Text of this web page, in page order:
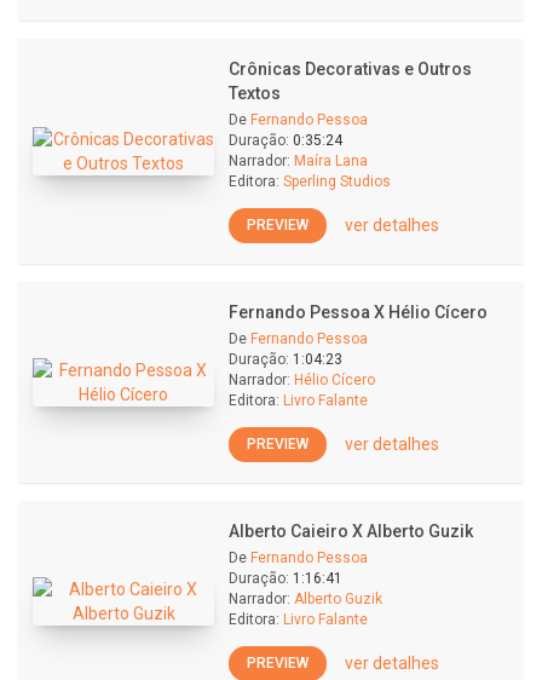
Crônicas Decorativas e Outros
Textos
De Fernando Pessoa
Duração: 0:35:24
Narrador: Maíra Lana
Editora: Sperling Studios
PREVIEW ver detalhes
Fernando Pessoa X Hélio Cícero
De Fernando Pessoa
Duração: 1:04:23
Narrador: Hélio Cícero
Editora: Livro Falante
PREVIEW ver detalhes
Alberto Caieiro X Alberto Guzik
De Fernando Pessoa
Duração: 1:16:41
Narrador: Alberto Guzik
Editora: Livro Falante
PREVIEW ver detalhes